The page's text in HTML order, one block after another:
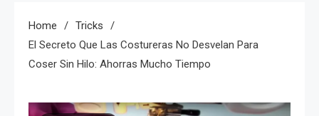
Home
Tricks
El Secreto Que Las Costureras No Desvelan Para
Coser Sin Hilo: Ahorras Mucho Tiempo